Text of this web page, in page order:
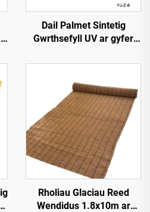
Dail Palmet Sintetig
Gwrthsefyll UV ar gyfer
Rholiau Glaciau Reed
Wendidus 1.8x10m ar